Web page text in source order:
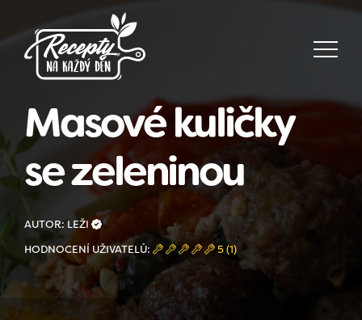
Masové kuličky
se zeleninou
AUTOR: LEŽI
HODNOCENÍ UŽIVATELŮ:
5 (1)